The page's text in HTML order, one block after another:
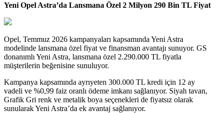
Yeni Opel Astra’da Lansmana Özel 2 Milyon 290 Bin TL Fiyat
Opel, Temmuz 2026 kampanyaları kapsamında Yeni Astra
modelinde lansmana özel fiyat ve finansman avantajı sunuyor. GS
donanımlı Yeni Astra, lansmana özel 2.290.000 TL fiyatla
müşterilerin beğenisine sunuluyor.
Kampanya kapsamında ayrıyeten 300.000 TL kredi için 12 ay
vadeli ve %0,99 faiz oranlı ödeme imkanı sağlanıyor. Siyah tavan,
Grafik Gri renk ve metalik boya seçenekleri de fiyatsız olarak
sunularak Yeni Astra’da ek avantaj sağlanıyor.